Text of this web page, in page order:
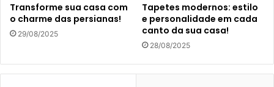
Transforme sua casa com
o charme das persianas!
29/08/2025
Tapetes modernos: estilo
e personalidade em cada
canto da sua casa!
28/08/2025